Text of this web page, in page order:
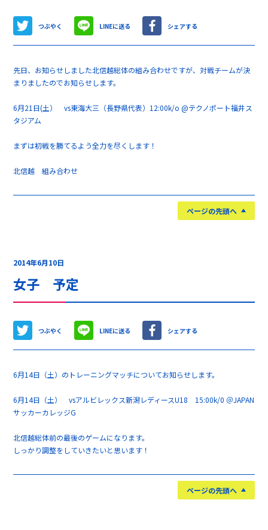
つぶやく LINEに送る シェアする
先日、お知らせしました北信越総体の組み合わせですが、対戦チームが決
まりましたのでお知らせします。
6月21日(土） vs東海大三（長野県代表）12:00k/o @テクノポート福井ス
タジアム
まずは初戦を勝てるよう全力を尽くします！
北信越 組み合わせ
ページの先頭へ
2014年6月10日
女子 予定
つぶやく LINEに送る シェアする
6月14日（土）のトレーニングマッチについてお知らせします。
6月14日（土） vsアルビレックス新潟レディースU18 15:00k/0 ＠JAPAN
サッカーカレッジG
北信越総体前の最後のゲームになります。
しっかり調整をしていきたいと思います！
ページの先頭へ